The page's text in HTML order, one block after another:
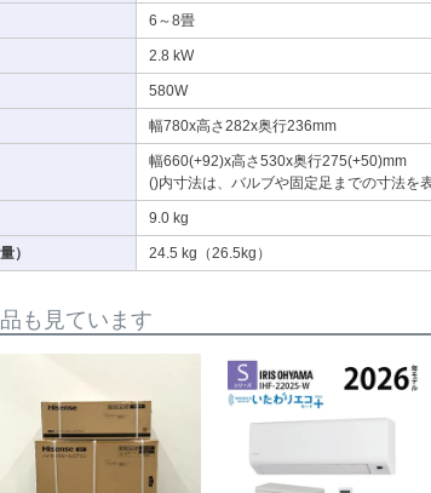
6～8畳
2.8 kW
580W
幅780x高さ282x奥行236mm
幅660(+92)x高さ530x奥行275(+50)mm
()内寸法は、バルブや固定足までの寸法を
9.0 kg
） 24.5 kg（26.5kg）
も見ています